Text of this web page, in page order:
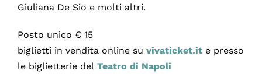
Giuliana De Sio e molti altri.
Posto unico € 15
biglietti in vendita online su vivaticket.ite presso
le biglietterie del Teatro di Napoli